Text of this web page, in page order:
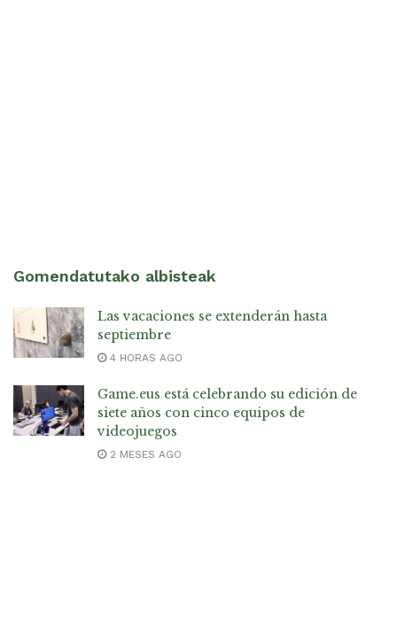
Gomendatutako albisteak
Las vacaciones se extenderán hasta
septiembre
4 HORAS AGO
Game.eus está celebrando su edición de
siete años con cinco equipos de
videojuegos
2 MESES AGO